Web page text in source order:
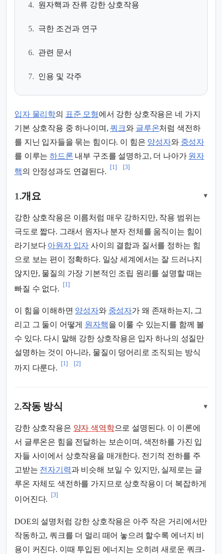
4. 원자핵과 잔류 강한 상호작용
5. 극한 조건과 연구
6. 관련 문서
7. 인용 및 각주
입자 물리학의 표준 모형에서 강한 상호작용은 네 가지
기본 상호작용 중 하나이며,쿼크와 글루온처럼 색전하
를 지닌 입자들을 묶는 힘이다. 이 힘은 양성자와 중성자
를 이루는하드론 내부 구조를 설명하고, 더 나아가 원자
핵의 안정성과도 연결된다.
[1] [3]
1.개요 ▾
강한 상호작용은 이름처럼 매우 강하지만, 작용 범위는
극도로 짧다. 그래서 원자나 분자 전체를 움직이는 힘이
라기보다 아원자 입자 사이의 결합과 질서를 정하는 힘
으로 보는 편이 정확하다. 일상 세계에서는 잘 드러나지
않지만, 물질의 가장 기본적인 조립 원리를 설명할 때는
빠질 수 없다.
[1]
이 힘을 이해하면 양성자와 중성자가 왜 존재하는지, 그
리고 그 둘이 어떻게 원자핵을 이룰 수 있는지를 함께 볼
수 있다. 다시 말해 강한 상호작용은 입자 하나의 성질만
설명하는 것이 아니라, 물질이 덩어리로 조직되는 방식
까지 다룬다.
[1] [2]
2.작동 방식 ▾
강한 상호작용은 양자 색역학으로 설명된다. 이 이론에
서 글루온은 힘을 전달하는 보손이며, 색전하를 가진 입
자들 사이에서 상호작용을 매개한다. 전기적 전하를 주
고받는 전자기력과 비슷해 보일 수 있지만, 실제로는 글
루온 자체도 색전하를 가지므로 상호작용이 더 복잡하게
이어진다.
[3]
DOE의 설명처럼 강한 상호작용은 아주 작은 거리에서만
작동하고, 쿼크를 더 멀리 떼어 놓으려 할수록 에너지 비
용이 커진다. 이때 투입된 에너지는 오히려 새로운 쿼크-